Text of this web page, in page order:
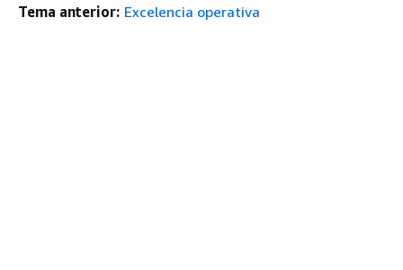
Tema anterior: Excelencia operativa